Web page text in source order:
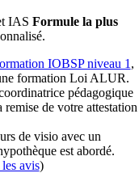
IAS Formule la plus
IOBSP niveau 1 ,
formation Loi ALUR.
pédagogique
de votre attestation
de visio avec un
est abordé.
avis)